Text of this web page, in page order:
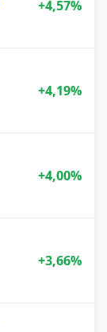
+4,57%
+4,19%
+4,00%
+3,66%